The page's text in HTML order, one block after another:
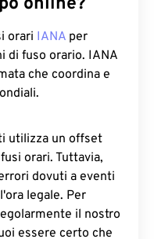
orari IANA per
di fuso orario. IANA
che coordina e
utilizza un offset
orari. Tuttavia,
dovuti a eventi
legale. Per
il nostro
essere certo che